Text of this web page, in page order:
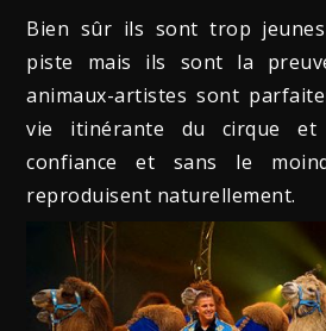
Bien sûr ils sont trop
piste mais ils sont la
animaux-artistes sont
vie itinérante du cirque et
confiance et sans le
reproduisent naturellement.